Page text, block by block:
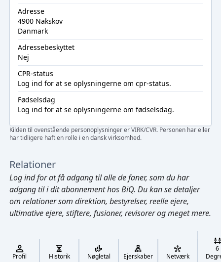
Cmd/Ctrl + K
Adresse
4900 Nakskov
Danmark
Adressebeskyttet
Nej
CPR-status
Log ind for at se oplysningerne om cpr-status.
Fødselsdag
Log ind for at se oplysningerne om fødselsdag.
Kilden til ovenstående personoplysninger er VIRK/CVR. Personen har eller
har tidligere haft en rolle i en dansk virksomhed.
Relationer
Log indfor at få adgang til alle de faner, som du har
adgang til i dit abonnement hos BiQ. Du kan se detaljer
om relationer som direktion, bestyrelser, reelle ejere,
ultimative ejere, stiftere, fusioner, revisorer og meget mere.
Profil Historik Nøgletal Ejerskaber Netværk
6